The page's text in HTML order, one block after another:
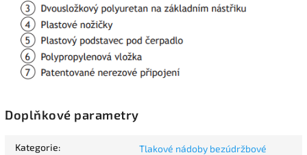
Doplňkové parametry
Kategorie: Tlakové nádoby bezúdržbové